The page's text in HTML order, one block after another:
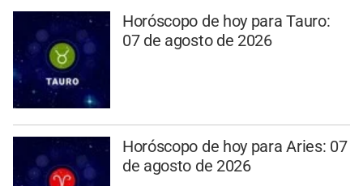
Horóscopo de hoy para Tauro:
07 de agosto de 2026
Horóscopo de hoy para Aries: 07
de agosto de 2026